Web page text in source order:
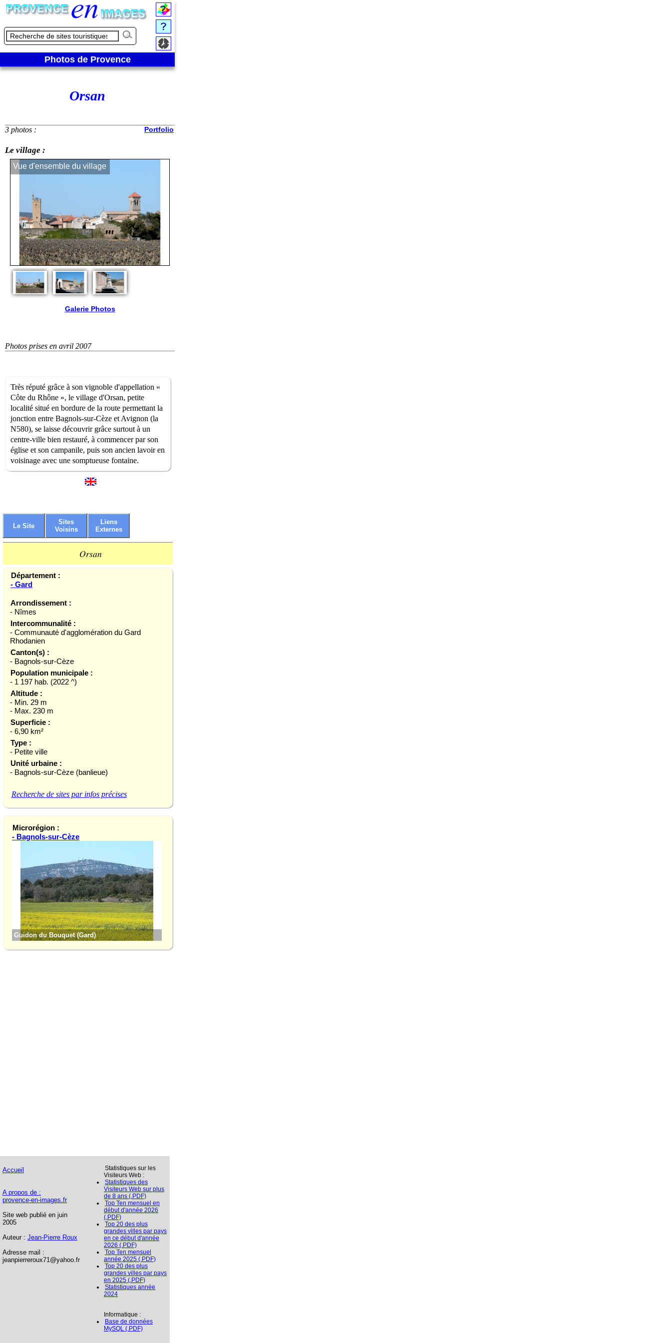
Photos de Provence
Orsan
3 photos : Portfolio
Le village :
Vue d'ensemble du village
Galerie Photos
Photos prises en avril 2007
Très réputé grâce à son vignoble d'appellation «
Côte du Rhône », le village d'Orsan, petite
localité situé en bordure de la route permettant la
jonction entre Bagnols-sur-Cèze et Avignon (la
N580), se laisse découvrir grâce surtout à un
centre-ville bien restauré, à commencer par son
église et son campanile, puis son ancien lavoir en
voisinage avec une somptueuse fontaine.
Le Site
Sites
Voisins
Liens
Externes
Orsan
Département :
- Gard
Arrondissement :
- Nîmes
Intercommunalité :
- Communauté d'agglomération du Gard
Rhodanien
Canton(s) :
- Bagnols-sur-Cèze
Population municipale :
- 1 197 hab. (2022 ^)
Altitude :
- Min. 29 m
- Max. 230 m
Superficie :
- 6,90 km²
Type :
- Petite ville
Unité urbaine :
- Bagnols-sur-Cèze (banlieue)
Recherche de sites par infos précises
Microrégion :
- Bagnols-sur-Cèze
Guidon du Bouquet (Gard)
Accueil
A propos de :
provence-en-images.fr
Site web publié en juin
2005
Auteur : Jean-Pierre Roux
Adresse mail :
jeanpierreroux71@yahoo.fr
Statistiques sur les
Visiteurs Web :
Statistiques des
Visiteurs Web sur plus
de 8 ans (.PDF)
Top Ten mensuel en
début d'année 2026
(.PDF)
Top 20 des plus
grandes villes par pays
en ce début d'année
2026 (.PDF)
Top Ten mensuel
année 2025 (.PDF)
Top 20 des plus
grandes villes par pays
en 2025 (.PDF)
Statistiques année
2024
Informatique :
Base de données
MySQL (.PDF)